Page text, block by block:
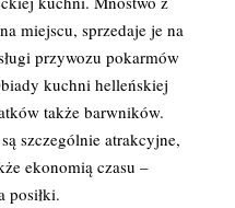
miejscu, sprzedaje je na
przywozu pokarmów
kuchni helleńskiej
także barwników.
szczególnie atrakcyjne,
ekonomią czasu –
posiłki.